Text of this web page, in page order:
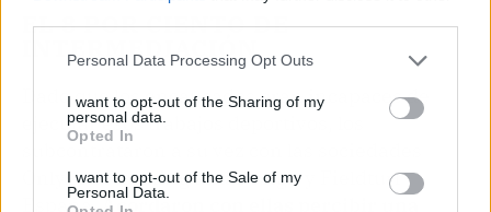
Personal Data Processing Opt Outs
I want to opt-out of the Sharing of my
personal data.
Opted In
I want to opt-out of the Sale of my
Personal Data.
EL 8 POR CIENTO DE
INTERMEDIACIÓN
Dado que los encausados eran incapaces de
ejecutar esos trabajos deportivos, los
subcontrataron a su vez con las sociedades
Onlygolf Planning and Design y Fieldturf
España.Acordaron con ellas percibir una